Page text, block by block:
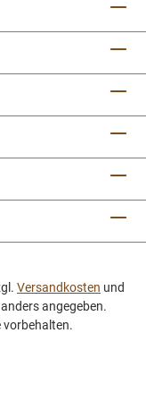
Versandkosten und
angegeben.
vorbehalten.